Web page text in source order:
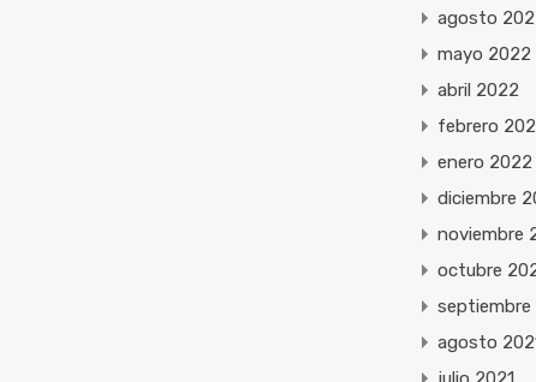
agosto
mayo 2022
abril 2022
febrero
enero 2022
diciembre
noviembre
octubre
septiembre
agosto